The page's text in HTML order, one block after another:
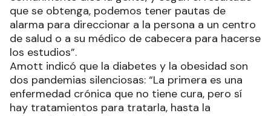
que se obtenga, podemos tener pautas de
alarma para direccionar a la persona a un centro
de salud o a su médico de cabecera para hacerse
los estudios”.
Amott indicó que la diabetes y la obesidad son
dos pandemias silenciosas: “La primera es una
enfermedad crónica que no tiene cura, pero sí
hay tratamientos para tratarla, hasta la